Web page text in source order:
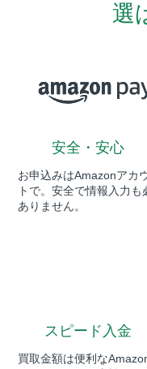
選
安全・安心
お申込みはAmazonアカ
トで。安全で情報入力も
ありません。
スピード入金
買取金額は便利な